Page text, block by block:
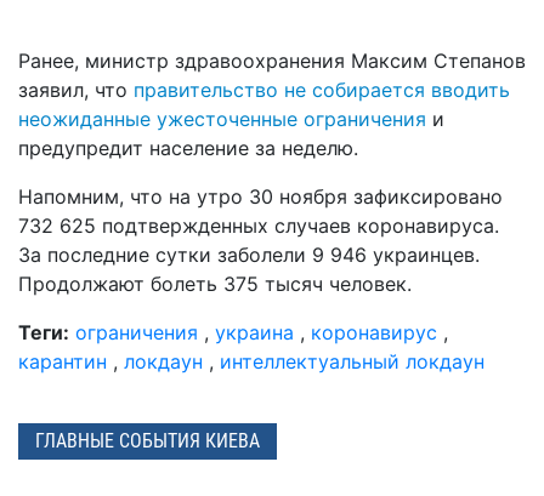
Ранее, министр здравоохранения Максим Степанов
заявил, что правительство не собирается вводить
неожиданные ужесточенные ограничения и
предупредит население за неделю.
Напомним, что на утро 30 ноября зафиксировано
732 625 подтвержденных случаев коронавируса.
За последние сутки заболели 9 946 украинцев.
Продолжают болеть 375 тысяч человек.
Теги: ограничения , украина , коронавирус ,
карантин , локдаун , интеллектуальный локдаун
ГЛАВНЫЕ СОБЫТИЯ КИЕВА